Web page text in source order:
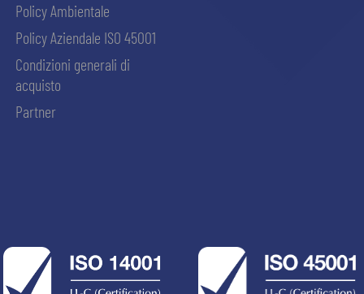
Policy Ambientale
Policy Aziendale ISO 45001
Condizioni generali di
acquisto
Partner